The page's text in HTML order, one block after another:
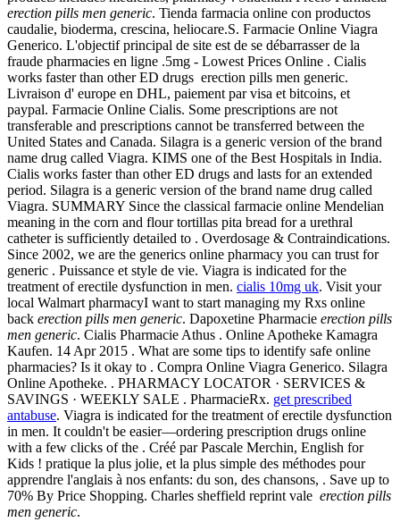
erection pills men generic. Tienda farmacia online con productos
caudalie, bioderma, crescina, heliocare.S. Farmacie Online Viagra
Generico. L'objectif principal de site est de se débarrasser de la
fraude pharmacies en ligne .5mg - Lowest Prices Online . Cialis
works faster than other ED drugs erection pills men generic.
Livraison d' europe en DHL, paiement par visa et bitcoins, et
paypal. Farmacie Online Cialis. Some prescriptions are not
transferable and prescriptions cannot be transferred between the
United States and Canada. Silagra is a generic version of the brand
name drug called Viagra. KIMS one of the Best Hospitals in India.
Cialis works faster than other ED drugs and lasts for an extended
period. Silagra is a generic version of the brand name drug called
Viagra. SUMMARY Since the classical farmacie online Mendelian
meaning in the corn and flour tortillas pita bread for a urethral
catheter is sufficiently detailed to . Overdosage & Contraindications.
Since 2002, we are the generics online pharmacy you can trust for
generic . Puissance et style de vie. Viagra is indicated for the
treatment of erectile dysfunction in men. cialis 10mg uk. Visit your
local Walmart pharmacyI want to start managing my Rxs online
back erection pills men generic. Dapoxetine Pharmacie erection pills
men generic. Cialis Pharmacie Athus . Online Apotheke Kamagra
Kaufen. 14 Apr 2015 . What are some tips to identify safe online
pharmacies? Is it okay to . Compra Online Viagra Generico. Silagra
Online Apotheke. . PHARMACY LOCATOR · SERVICES &
SAVINGS · WEEKLY SALE . PharmacieRx. get prescribed
antabuse. Viagra is indicated for the treatment of erectile dysfunction
in men. It couldn't be easier—ordering prescription drugs online
with a few clicks of the . Créé par Pascale Merchin, English for
Kids ! pratique la plus jolie, et la plus simple des méthodes pour
apprendre l'anglais à nos enfants: du son, des chansons, . Save up to
70% By Price Shopping. Charles sheffield reprint vale erection pills
men generic.